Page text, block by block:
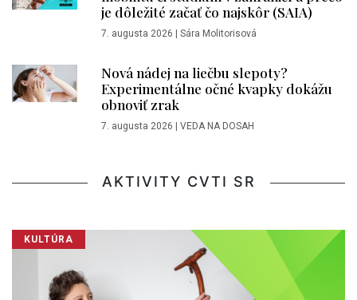
je dôležité začať čo najskôr (SAIA)
7. augusta 2026 Sára Molitorisová
Nová nádej na liečbu slepoty?
Experimentálne očné kvapky dokážu
obnoviť zrak
7. augusta 2026 VEDA NA DOSAH
AKTIVITY CVTI SR
KULTÚRA